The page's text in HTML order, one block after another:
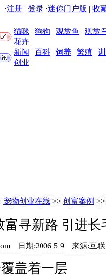
·注册 | 登录 ·迷你门户版 | 收
猫咪 | 狗狗 | 观赏鱼 | 观赏
花卉
新闻 | 百科 | 饲养 | 繁殖 |
创业
宠物创业在线 >> 创富案例
富寻新路 引进长
日期:2006-5-9 来源:
盖着一层